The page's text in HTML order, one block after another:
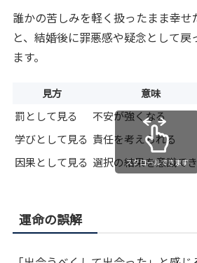
誰かの苦しみを軽く扱ったまま幸せ
と、結婚後に罪悪感や疑念として戻
ます。
見方 意味
罰として見る 不安が強くなる
学びとして見る 責任を考えられる
因果として見る 選択の結果を意識で
スクロールできます
運命の誤解